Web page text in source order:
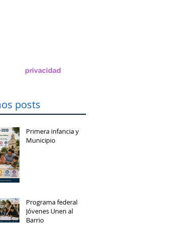
privacidad
posts
Primera infancia y
Municipio
Programa federal
Jóvenes Unen al
Barrio